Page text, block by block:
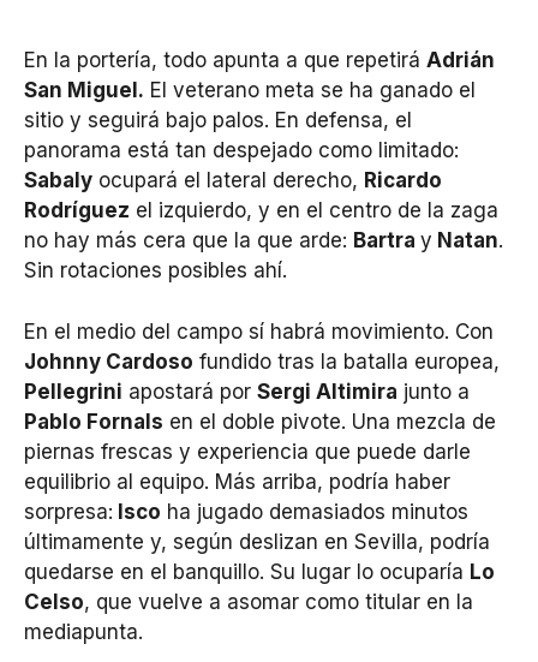
En la portería, todo apunta a que repetirá Adrián
San Miguel. El veterano meta se ha ganado el
sitio y seguirá bajo palos. En defensa, el
panorama está tan despejado como limitado:
Sabaly ocupará el lateral derecho, Ricardo
Rodríguez el izquierdo, y en el centro de la zaga
no hay más cera que la que arde: Bartra y Natan.
Sin rotaciones posibles ahí.
En el medio del campo sí habrá movimiento. Con
Johnny Cardoso fundido tras la batalla europea,
Pellegrini apostará por Sergi Altimira junto a
Pablo Fornals en el doble pivote. Una mezcla de
piernas frescas y experiencia que puede darle
equilibrio al equipo. Más arriba, podría haber
sorpresa: Isco ha jugado demasiados minutos
últimamente y, según deslizan en Sevilla, podría
quedarse en el banquillo. Su lugar lo ocuparía Lo
Celso, que vuelve a asomar como titular en la
mediapunta.